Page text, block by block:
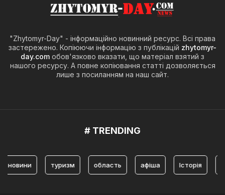
"Zhytomyr-Day" - інформаційно новинний ресурс. Всі права
застережено. Копіюючи інформацію з публікацій zhytomyr-
day.com обов'язково вказати, що матеріал взятий з
нашого ресурсу. А повне копіювання статті дозволяється
лише з посиланням на наш сайт.
# TRENDING
туризм область афіша Історія